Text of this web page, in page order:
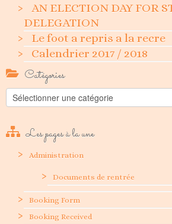
AN ELECTION DAY FOR
DELEGATION
Le foot a repris a la recre
Calendrier 2017 / 2018
Catégories
Catégories
Les pages à la une
Administration
Documents de rentrée
Booking Form
Booking Received